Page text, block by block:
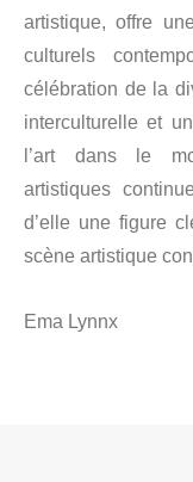
artistique, offre
culturels
célébration de la
interculturelle et
l’art dans le
artistiques
d’elle une figure
scène artistique
Ema Lynnx